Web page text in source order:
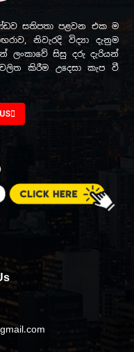
සතිපතා පළවන එක ම
නිවැරදි විද්‍යා දැනුම
ලංකාවේ සිසු දරු දැරියන්
කිරීම උදෙසා කැප වී